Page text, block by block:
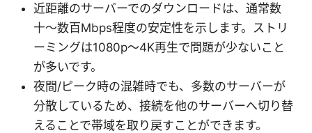
近距離のサーバーでのダウンロードは、通常数
十〜数百Mbps程度の安定性を示します。ストリ
ーミングは1080p〜4K再生で問題が少ないこと
が多いです。
夜間/ピーク時の混雑時でも、多数のサーバーが
分散しているため、接続を他のサーバーへ切り替
えることで帯域を取り戻すことができます。